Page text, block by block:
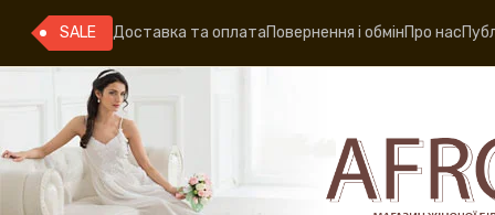
SALE Доставка та оплатаПовернення і обмінПро нас